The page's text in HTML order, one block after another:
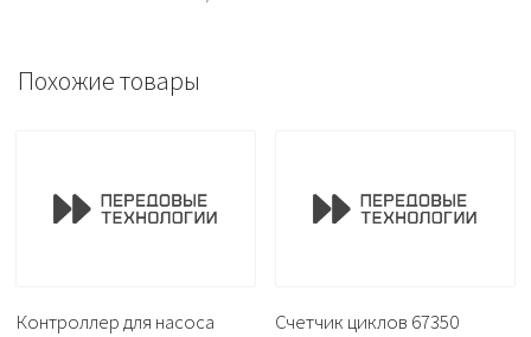
Похожие товары
Контроллер для насоса
Счетчик циклов 67350